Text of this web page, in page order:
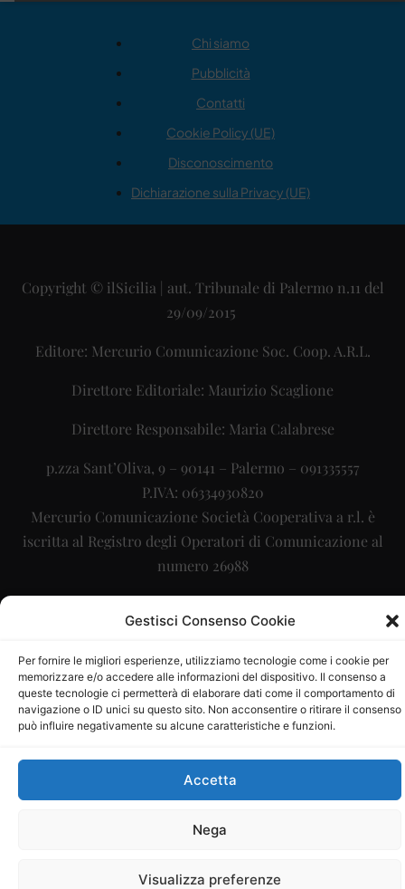
Gestisci Consenso Cookie
Per fornire le migliori esperienze, utilizziamo tecnologie come i cookie per
memorizzare e/o accedere alle informazioni del dispositivo. Il consenso a
queste tecnologie ci permetterà di elaborare dati come il comportamento di
navigazione o ID unici su questo sito. Non acconsentire o ritirare il consenso
può influire negativamente su alcune caratteristiche e funzioni.
Accetta
Nega
Visualizza preferenze
Chi siamo
Pubblicità
Contatti
Cookie Policy (UE)
Disconoscimento
Dichiarazione sulla Privacy (UE)
Copyright © ilSicilia | aut. Tribunale di Palermo n.11 del
29/09/2015
Editore: Mercurio Comunicazione Soc. Coop. A.R.L.
Direttore Editoriale: Maurizio Scaglione
Direttore Responsabile: Maria Calabrese
p.zza Sant’Oliva, 9 – 90141 – Palermo – 091335557
P.IVA: 06334930820
Mercurio Comunicazione Società Cooperativa a r.l. è
iscritta al Registro degli Operatori di Comunicazione al
numero 26988